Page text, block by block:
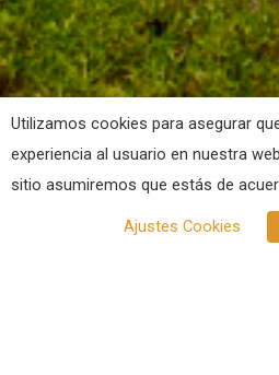
Utilizamos cookies para asegurar
experiencia al usuario en nuestra
sitio asumiremos que estás de
Ajustes Cookies